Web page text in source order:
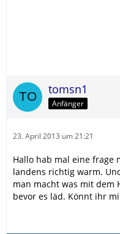
tomsn1
Anfänger
23. April 2013 um 21:21
Hallo hab mal eine frage
landens richtig warm.
man macht was mit dem
bevor es läd. Könnt ihr